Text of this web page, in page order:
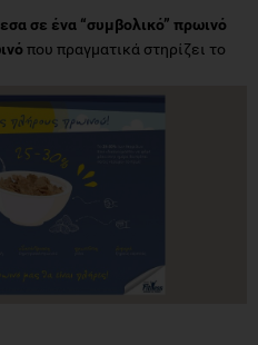
σε ένα “συμβολικό” πρωινό
που πραγματικά στηρίζει το